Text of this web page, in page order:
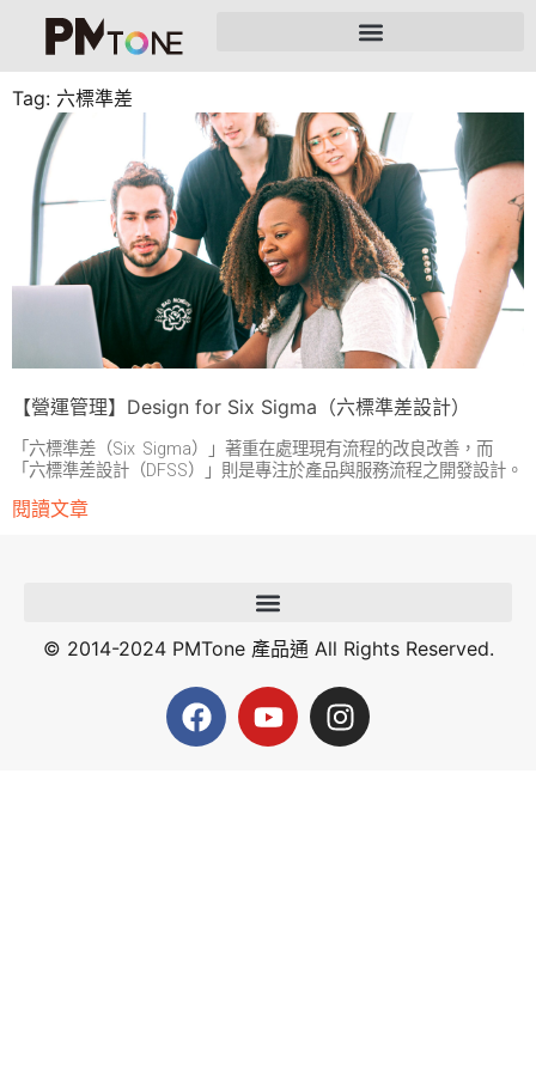
Tag: 六標準差
【營運管理】Design for Six Sigma（六標準差設計）
「六標準差（Six Sigma）」著重在處理現有流程的改良改善，而
「六標準差設計（DFSS）」則是專注於產品與服務流程之開發設計。
閱讀文章
© 2014-2024 PMTone 產品通 All Rights Reserved.